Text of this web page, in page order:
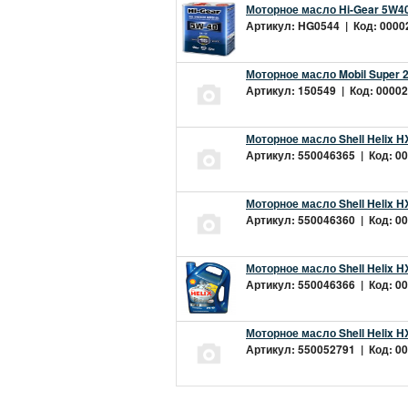
Моторное масло Hi-Gear
Артикул: HG0544 | Код:
Моторное масло Mobil Super
Артикул: 150549 | Код:
Моторное масло Shell Helix
Артикул: 550046365 | Код:
Моторное масло Shell Helix
Артикул: 550046360 | Код:
Моторное масло Shell Helix
Артикул: 550046366 | Код:
Моторное масло Shell Helix
Артикул: 550052791 | Код: